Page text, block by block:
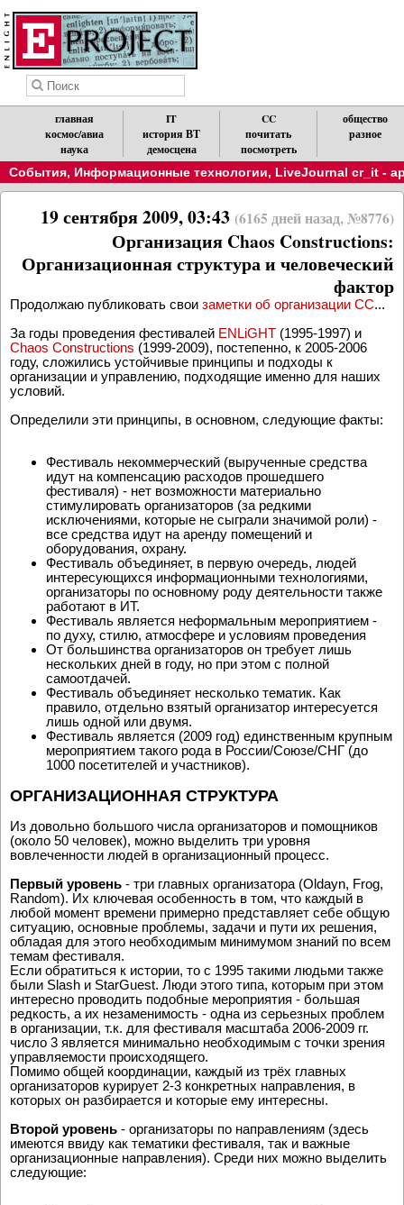
главная
космос/авиа
наука
IT
история ВТ
демосцена
CC
почитать
посмотреть
общество
разное
События, Информационные технологии, LiveJournal cr_it -
19 сентября 2009, 03:43 (6165 дней назад, №8776)
Организация Chaos Constructions:
Организационная структура и человеческий
фактор
Продолжаю публиковать свои заметки об организации CC...
За годы проведения фестивалей ENLiGHT (1995-1997) и
Chaos Constructions (1999-2009), постепенно, к 2005-2006
году, сложились устойчивые принципы и подходы к
организации и управлению, подходящие именно для наших
условий.
Определили эти принципы, в основном, следующие факты:
Фестиваль некоммерческий (вырученные средства
идут на компенсацию расходов прошедшего
фестиваля) - нет возможности материально
стимулировать организаторов (за редкими
исключениями, которые не сыграли значимой роли) -
все средства идут на аренду помещений и
оборудования, охрану.
Фестиваль объединяет, в первую очередь, людей
интересующихся информационными технологиями,
организаторы по основному роду деятельности также
работают в ИТ.
Фестиваль является неформальным мероприятием -
по духу, стилю, атмосфере и условиям проведения
От большинства организаторов он требует лишь
нескольких дней в году, но при этом с полной
самоотдачей.
Фестиваль объединяет несколько тематик. Как
правило, отдельно взятый организатор интересуется
лишь одной или двумя.
Фестиваль является (2009 год) единственным крупным
мероприятием такого рода в России/Союзе/СНГ (до
1000 посетителей и участников).
ОРГАНИЗАЦИОННАЯ СТРУКТУРА
Из довольно большого числа организаторов и помощников
(около 50 человек), можно выделить три уровня
вовлеченности людей в организационный процесс.
Первый уровень - три главных организатора (Oldayn, Frog,
Random). Их ключевая особенность в том, что каждый в
любой момент времени примерно представляет себе общую
ситуацию, основные проблемы, задачи и пути их решения,
обладая для этого необходимым минимумом знаний по всем
темам фестиваля.
Если обратиться к истории, то с 1995 такими людьми также
были Slash и StarGuest. Люди этого типа, которым при этом
интересно проводить подобные мероприятия - большая
редкость, а их незаменимость - одна из серьезных проблем
в организации, т.к. для фестиваля масштаба 2006-2009 гг.
число 3 является минимально необходимым с точки зрения
управляемости происходящего.
Помимо общей координации, каждый из трёх главных
организаторов курирует 2-3 конкретных направления, в
которых он разбирается и которые ему интересны.
Второй уровень - организаторы по направлениям (здесь
имеются ввиду как тематики фестиваля, так и важные
организационные направления). Среди них можно выделить
следующие: